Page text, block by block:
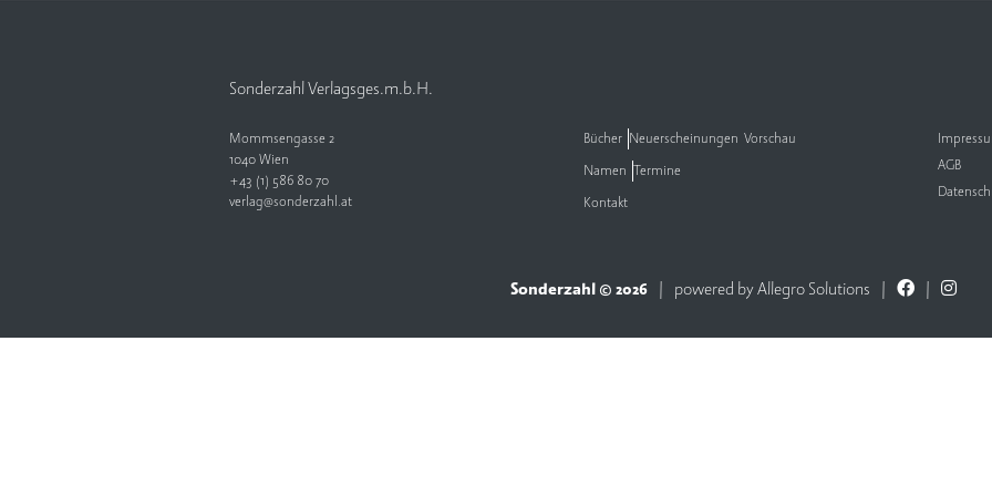
Sonderzahl Verlagsges.m.b.H.
Mommsengasse 2
1040 Wien
+43 (1) 586 80 70
verlag@sonderzahl.at
Bücher Neuerscheinungen Vorschau
Namen Termine
Kontakt
AGB
Sonderzahl © 2026 powered byAllegro Solutions